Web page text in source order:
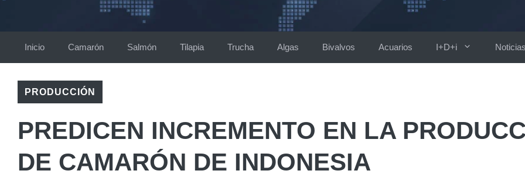
Inicio Camarón Salmón Tilapia Trucha Algas Bivalvos Acuarios I+D+i
PRODUCCIÓN
PREDICEN INCREMENTO EN LA
DE CAMARÓN DE INDONESIA